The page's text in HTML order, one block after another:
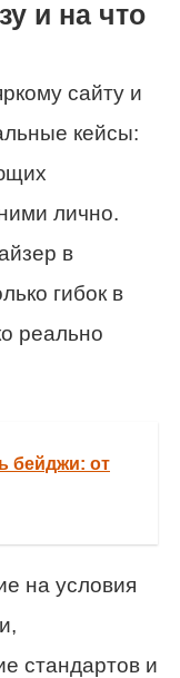
и на что
сайту и
кейсы:
лично.
в
гибок в
реально
бейджи: от
на условия
стандартов и